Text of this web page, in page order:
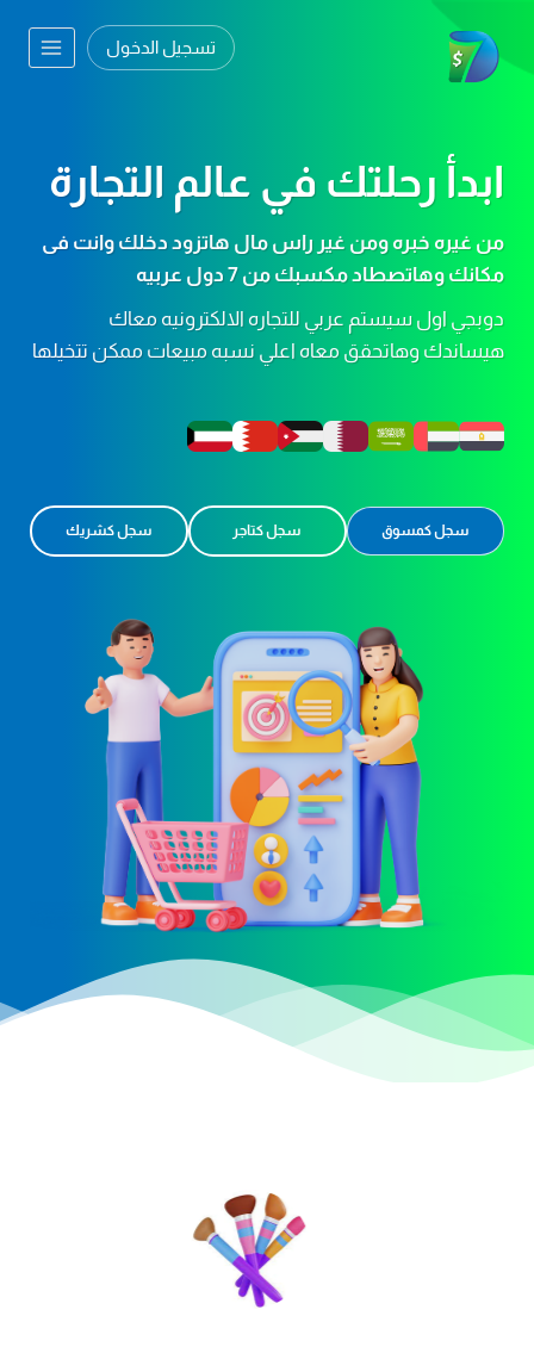
content
تسجيل الدخول
ابدأ رحلتك في عالم التجارة
من غيره خبره ومن غير راس مال هاتزود دخلك وانت فى
مكانك وهاتصطاد مكسبك من 7 دول عربيه
دوبجي اول سيستم عربي للتجاره الالكترونيه معاك
هيساندك وهاتحقق معاه اعلي نسبه مبيعات ممكن تتخيلها
سجل كمسوق سجل كتاجر سجل كشريك